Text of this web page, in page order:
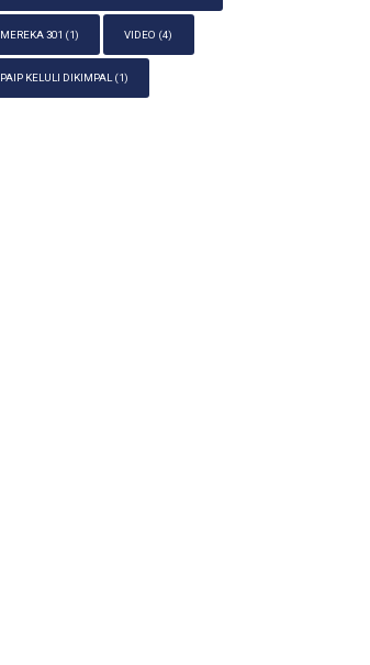
MEREKA 301 (1) VIDEO (4)
PAIP KELULI DIKIMPAL(1)